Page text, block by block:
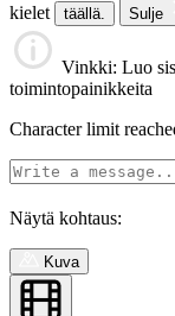
kielet
täällä. Sulje
Vinkki: Luo
toimintopainikkeita
Character limit
Näytä kohtaus:
Kuva